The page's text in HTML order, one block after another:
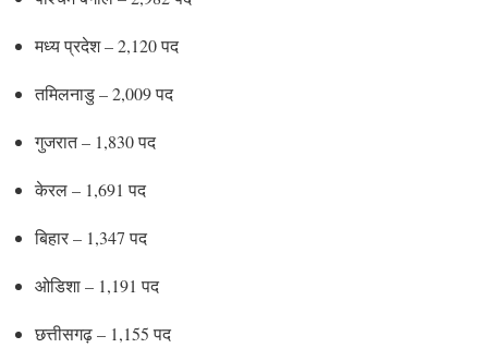
मध्य प्रदेश – 2,120 पद
तमिलनाडु – 2,009 पद
गुजरात – 1,830 पद
केरल – 1,691 पद
बिहार – 1,347 पद
ओडिशा – 1,191 पद
छत्तीसगढ़ – 1,155 पद